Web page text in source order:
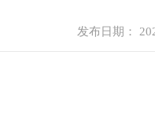
发布日期：